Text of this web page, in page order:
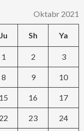
Oktabr 2021
Ju Sh Ya
1 2 3
8 9 10
15 16 17
22 23 24